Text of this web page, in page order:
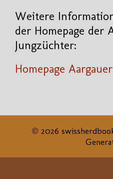
Weitere
der Homepage der
Jungzüchter:
Homepage
© 2026